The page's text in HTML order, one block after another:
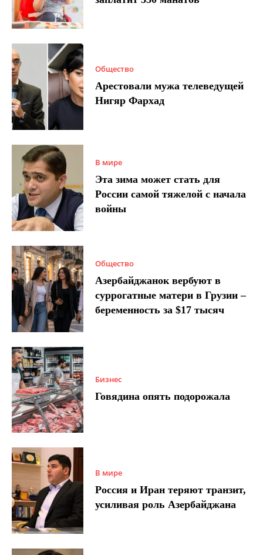
Общество
Арестовали мужа телеведущей
Нигяр Фархад
В мире
Эта зима может стать для
России самой тяжелой с начала
войны
Общество
Азербайджанок вербуют в
суррогатные матери в Грузии –
беременность за $17 тысяч
Бизнес
Говядина опять подорожала
В мире
Россия и Иран теряют транзит,
усиливая роль Азербайджана